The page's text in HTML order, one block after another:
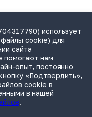
нарушений
к 12 годам по делу
использует
cookie) для
сайта
помогают нам
опыт, постоянно
«Подтвердить»,
cookie в
в нашей
.